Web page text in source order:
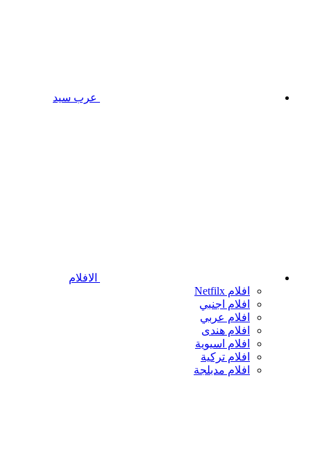
عرب سيد
الافلام
افلام Netfilx
افلام اجنبي
افلام عربي
افلام هندى
افلام اسيوية
افلام تركية
افلام مدبلجة